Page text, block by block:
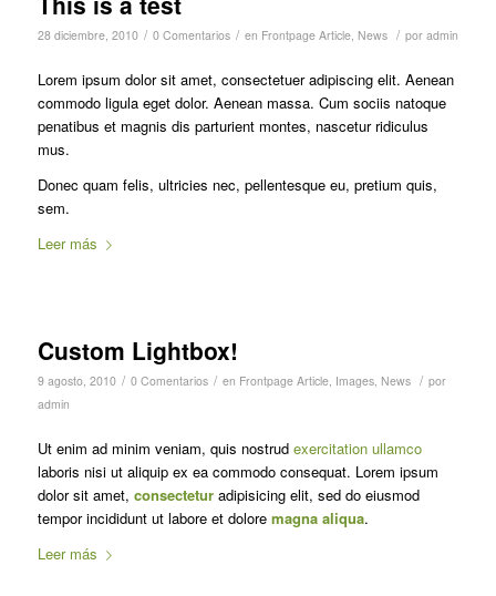
28 diciembre, 2010 / 0 Comentarios / en Frontpage Article, News / por admin
Lorem ipsum dolor sit amet, consectetuer adipiscing elit. Aenean
commodo ligula eget dolor. Aenean massa. Cum sociis natoque
penatibus et magnis dis parturient montes, nascetur ridiculus
mus.
Donec quam felis, ultricies nec, pellentesque eu, pretium quis,
sem.
Leer más
Custom Lightbox!
9 agosto, 2010 / 0 Comentarios / en Frontpage Article, Images, News / por
admin
Ut enim ad minim veniam, quis nostrud exercitation ullamco
laboris nisi ut aliquip ex ea commodo consequat. Lorem ipsum
dolor sit amet, consecteturadipisicing elit, sed do eiusmod
tempor incididunt ut labore et dolore magna aliqua.
Leer más